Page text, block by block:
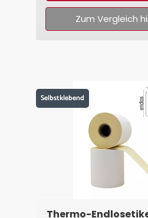
Zum Vergleich
Selbstklebend
Thermo-